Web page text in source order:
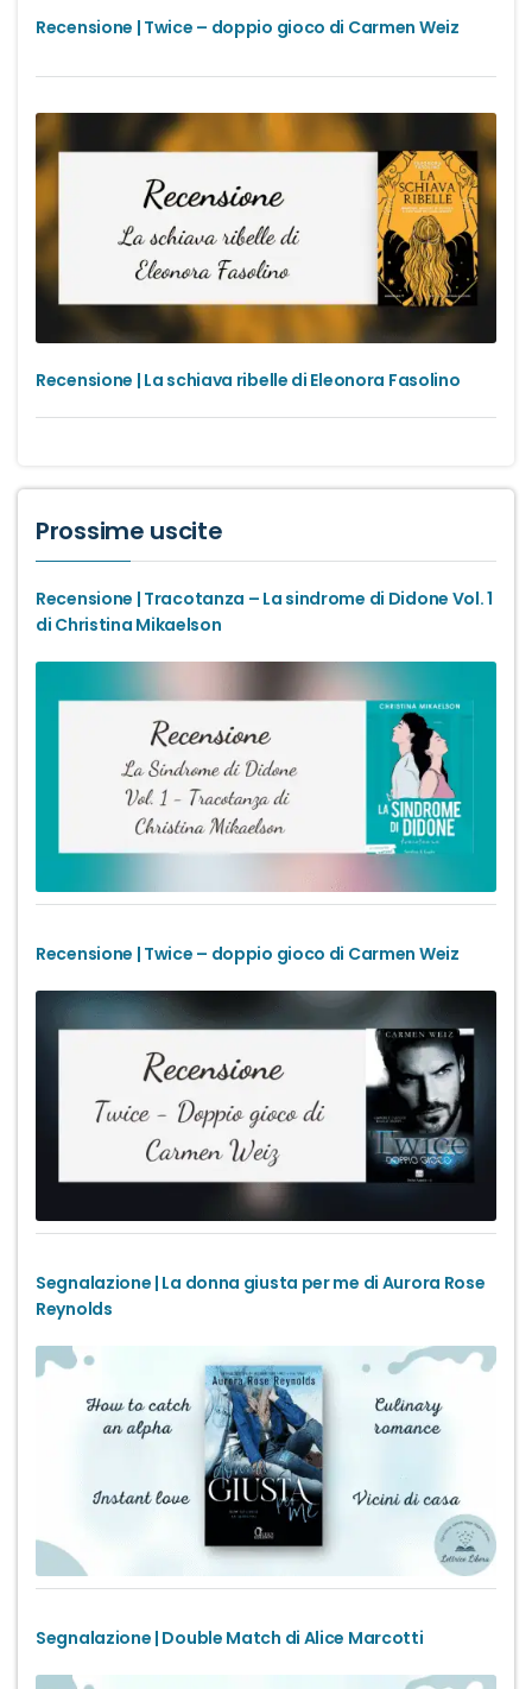
Recensione | Twice – doppio gioco di Carmen Weiz
Recensione | La schiava ribelle di Eleonora Fasolino
Prossime uscite
Recensione | Tracotanza – La sindrome di Didone Vol. 1
di Christina Mikaelson
Recensione | Twice – doppio gioco di Carmen Weiz
Segnalazione | La donna giusta per me di Aurora Rose
Reynolds
Segnalazione | Double Match di Alice Marcotti